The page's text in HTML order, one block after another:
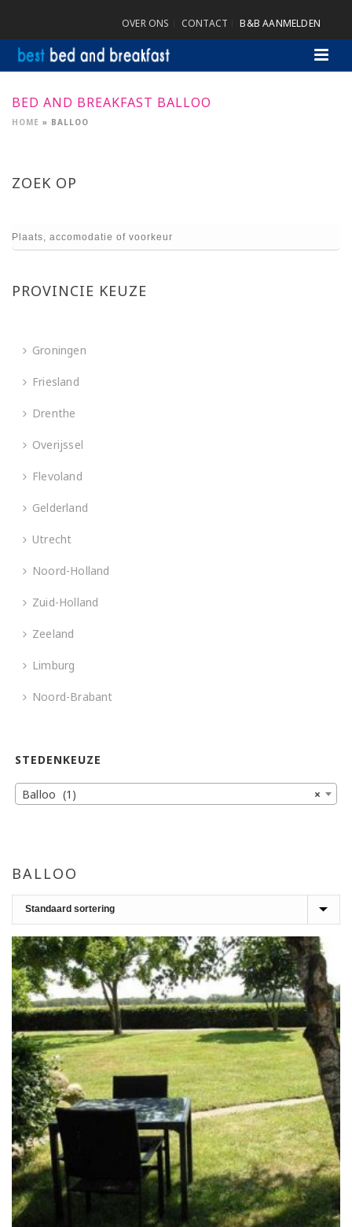
OVER ONS CONTACT B&B AANMELDEN
BED AND BREAKFAST BALLOO
HOME » BALLOO
BALLOO
ZOEK OP
PROVINCIE KEUZE
Groningen
Friesland
Drenthe
Overijssel
Flevoland
Gelderland
Utrecht
Noord-Holland
Zuid-Holland
Zeeland
Limburg
Noord-Brabant
STEDENKEUZE
×
Balloo (1)